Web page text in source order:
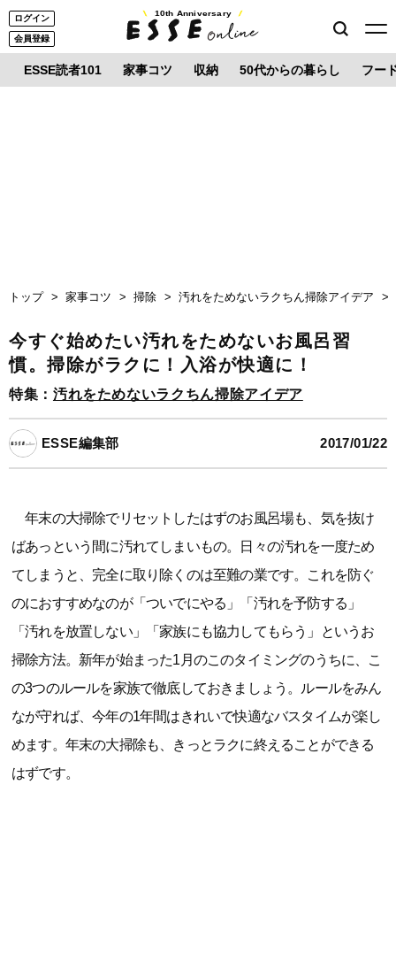
ログイン
会員登録
10th Anniversary
ESSE読者101 家事コツ 収納 50代からの暮らし フー
トップ 家事コツ 掃除 汚れをためないラクちん掃除アイデア
今すぐ始めたい汚れをためないお風呂習
慣。掃除がラクに！入浴が快適に！
特集： 汚れをためないラクちん掃除アイデア
ESSE編集部 2017/01/22
年末の大掃除でリセットしたはずのお風呂場も、気を抜け
ばあっという間に汚れてしまいもの。日々の汚れを一度ため
てしまうと、完全に取り除くのは至難の業です。これを防ぐ
のにおすすめなのが「ついでにやる」「汚れを予防する」
「汚れを放置しない」「家族にも協力してもらう」というお
掃除方法。新年が始まった1月のこのタイミングのうちに、こ
の3つのルールを家族で徹底しておきましょう。ルールをみん
なが守れば、今年の1年間はきれいで快適なバスタイムが楽し
めます。年末の大掃除も、きっとラクに終えることができる
はずです。